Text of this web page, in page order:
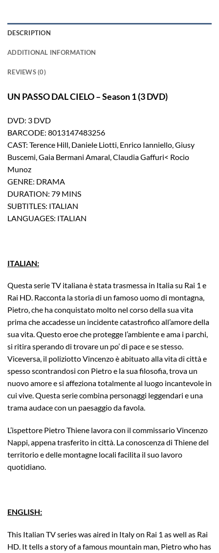
DESCRIPTION
ADDITIONAL INFORMATION
REVIEWS (0)
UN PASSO DAL CIELO – Season 1 (3 DVD)
DVD: 3 DVD
BARCODE: 8013147483256
CAST: Terence Hill, Daniele Liotti, Enrico Ianniello, Giusy
Buscemi, Gaia Bermani Amaral, Claudia Gaffuri< Rocio
Munoz
GENRE: DRAMA
DURATION: 79 MINS
SUBTITLES: ITALIAN
LANGUAGES: ITALIAN
ITALIAN:
Questa serie TV italiana è stata trasmessa in Italia su Rai 1 e
Rai HD. Racconta la storia di un famoso uomo di montagna,
Pietro, che ha conquistato molto nel corso della sua vita
prima che accadesse un incidente catastrofico all’amore della
sua vita. Questo eroe che protegge l’ambiente e ama i parchi,
si ritira sperando di trovare un po’ di pace e se stesso.
Viceversa, il poliziotto Vincenzo è abituato alla vita di città e
spesso scontrandosi con Pietro e la sua filosofia, trova un
nuovo amore e si affeziona totalmente al luogo incantevole in
cui vive. Questa serie combina personaggi leggendari e una
trama audace con un paesaggio da favola.
L’ispettore Pietro Thiene lavora con il commissario Vincenzo
Nappi, appena trasferito in città. La conoscenza di Thiene del
territorio e delle montagne locali facilita il suo lavoro
quotidiano.
ENGLISH:
This Italian TV series was aired in Italy on Rai 1 as well as Rai
HD. It tells a story of a famous mountain man, Pietro who has